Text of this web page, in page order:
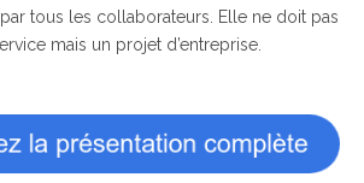
tous les collaborateurs. Elle ne doit pas
mais un projet d’entreprise.